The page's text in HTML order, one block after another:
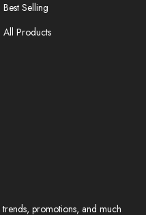
Best Selling
All Products
promotions, and much